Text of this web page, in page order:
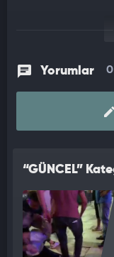
açıklamalarda
İşte Albayrak'ın
BU KAOSU SİZ
getirdiniz! Bütçemiz
onaylanması için
yönetici yoktu.
bizleri
ibra ettim idari
Yorumlar
“GÜNCEL”